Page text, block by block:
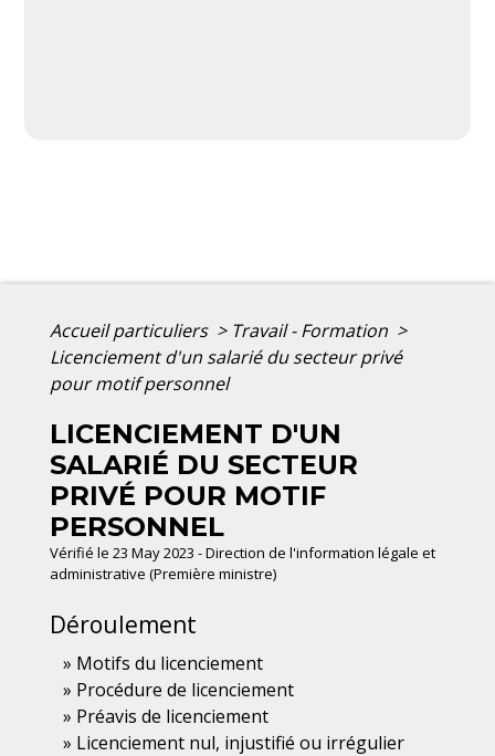
Accueil particuliers > Travail - Formation >
Licenciement d'un salarié du secteur privé
pour motif personnel
LICENCIEMENT D'UN
SALARIÉ DU SECTEUR
PRIVÉ POUR MOTIF
PERSONNEL
Vérifié le 23 May 2023 - Direction de l'information légale et
administrative (Première ministre)
Déroulement
Motifs du licenciement
Procédure de licenciement
Préavis de licenciement
Licenciement nul, injustifié ou irrégulier